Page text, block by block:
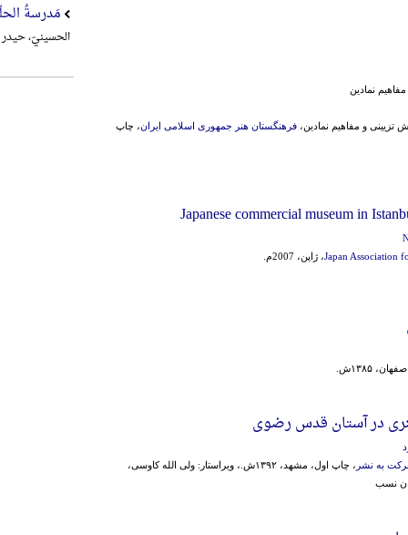
نمادین
تزیینی و مفاهیم نمادین، فرهنگستان هنر جمهوری اسلامی ایران، چاپ
Japanese commercial museum in
Japan Association، ژاپن، 2007م.
۱۳۸۵ش.
در آستان قدس رضوی
به نشر
، چاپ اول، مشهد، ۱۳۹۲ش.، ویراستار: ولی الله کاوسی،
نسب
مَدرسةُ
الحسینيّ، حیدر